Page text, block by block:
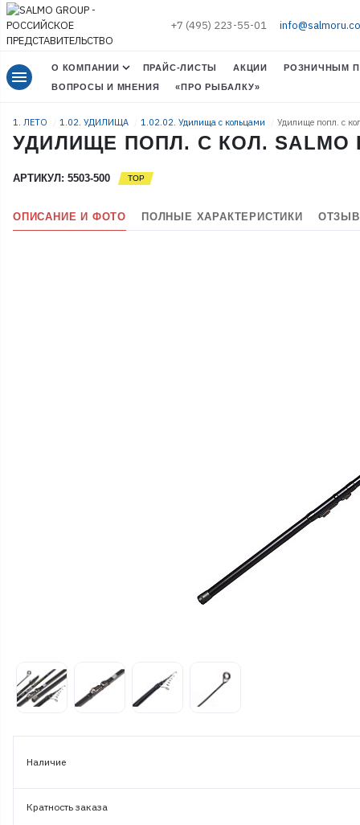
+7 (495) 223-55-01
menu О КОМПАНИИ ПРАЙС-ЛИСТЫ АКЦИИ
РОЗНИЧНЫМ
ВОПРОСЫ И МНЕНИЯ
«ПРО РЫБАЛКУ»
1. ЛЕТО 1.02. УДИЛИЩА 1.02.02. Удилища с кольцами Удилище попл. с
УДИЛИЩЕ ПОПЛ. С КОЛ. SALMO
АРТИКУЛ: 5503-500
ОПИСАНИЕ И ФОТО ПОЛНЫЕ ХАРАКТЕРИСТИКИ
Наличие
Кратность заказа